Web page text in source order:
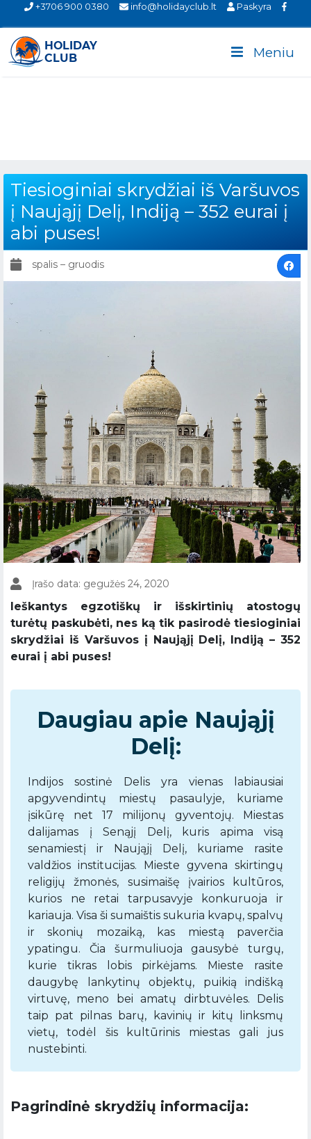
+3706 900 0380 info@holidayclub.lt Paskyra
Meniu
Tiesioginiai skrydžiai iš Varšuvos
į Naująjį Delį, Indiją – 352 eurai į
abi puses!
spalis – gruodis
Įrašo data: gegužės 24, 2020
Ieškantys egzotiškų ir išskirtinių atostogų
turėtų paskubėti, nes ką tik pasirodė tiesioginiai
skrydžiai iš Varšuvos į Naująjį Delį, Indiją – 352
eurai į abi puses!
Daugiau apie Naująjį
Delį:
Indijos sostinė Delis yra vienas labiausiai
apgyvendintų miestų pasaulyje, kuriame
įsikūrę net 17 milijonų gyventojų. Miestas
dalijamas į Senąjį Delį, kuris apima visą
senamiestį ir Naująjį Delį, kuriame rasite
valdžios institucijas. Mieste gyvena skirtingų
religijų žmonės, susimaišę įvairios kultūros,
kurios ne retai tarpusavyje konkuruoja ir
kariauja. Visa ši sumaištis sukuria kvapų, spalvų
ir skonių mozaiką, kas miestą paverčia
ypatingu. Čia šurmuliuoja gausybė turgų,
kurie tikras lobis pirkėjams. Mieste rasite
daugybę lankytinų objektų, puikią indišką
virtuvę, meno bei amatų dirbtuvėles. Delis
taip pat pilnas barų, kavinių ir kitų linksmų
vietų, todėl šis kultūrinis miestas gali jus
nustebinti.
Pagrindinė skrydžių informacija: